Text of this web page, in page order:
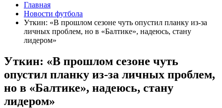
Главная
Новости футбола
Уткин: «В прошлом сезоне чуть опустил планку из‑за
личных проблем, но в «Балтике», надеюсь, стану
лидером»
Уткин: «В прошлом сезоне чуть
опустил планку из‑за личных проблем,
но в «Балтике», надеюсь, стану
лидером»